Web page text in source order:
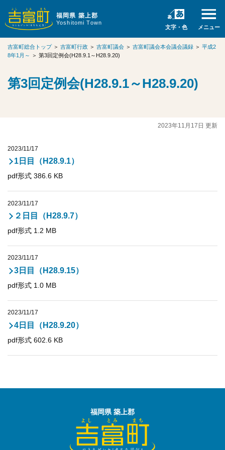
福岡県 築上郡
Yoshitomi Town
文字・色 メニュー
吉富町総合トップ＞ 吉富町行政 ＞ 吉富町議会 ＞ 吉富町議会本会議会議録 ＞ 平成2
8年1月～ ＞ 第3回定例会(H28.9.1～H28.9.20)
第3回定例会(H28.9.1～H28.9.20)
2023年11月17日 更新
1日目（H28.9.1）
pdf形式 386.6 KB
2023/11/17
２日目（H28.9.7）
pdf形式 1.2 MB
2023/11/17
3日目（H28.9.15）
pdf形式 1.0 MB
2023/11/17
4日目（H28.9.20）
pdf形式 602.6 KB
2023/11/17
福岡県 築上郡